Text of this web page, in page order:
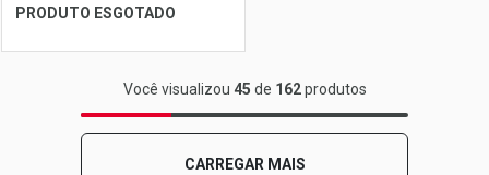
Ver Desconto Convênio
PRODUTO ESGOTADO
FECHAR
Laboratório
FECHAR
Por Menos
Você visualizou 45 de 162produtos
CARREGAR MAIS